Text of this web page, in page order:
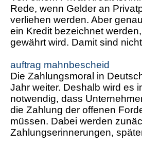
Rede, wenn Gelder an
verliehen werden. Aber
ein Kredit bezeichnet
gewährt wird. Damit sind
auftrag mahnbescheid
Die Zahlungsmoral in
Jahr weiter. Deshalb wird es
notwendig, dass
die Zahlung der offenen
müssen. Dabei werden
Zahlungserinnerungen,